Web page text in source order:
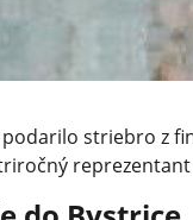
striebro z